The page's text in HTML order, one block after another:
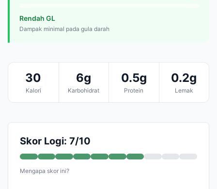
Rendah GL
Dampak minimal pada gula darah
30
Kalori
6g
Karbohidrat
0.5g
Protein
0.2g
Lemak
Skor Logi: 7/10
Mengapa skor ini?